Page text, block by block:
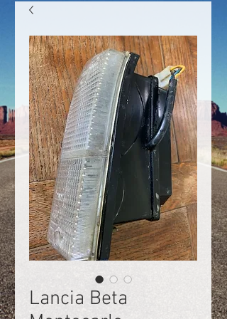
Lancia Beta